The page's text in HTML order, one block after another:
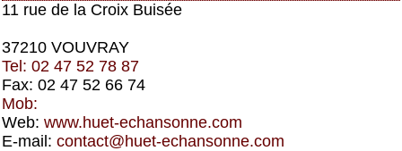
11 rue de la Croix Buisée
37210 VOUVRAY
Tel: 02 47 52 78 87
Fax: 02 47 52 66 74
Mob:
Web: www.huet-echansonne.com
E-mail: contact@huet-echansonne.com